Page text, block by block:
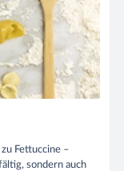
Fettuccine –
sondern auch